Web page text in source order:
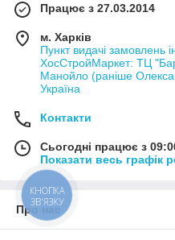
Працює з 27.03.2014
м. Харків
Пункт видачі замовлень
ХосСтройМаркет: ТЦ
Манойло (раніше
Україна
Контакти
Сьогодні працює з
Показати весь графік
Про нас
КНОПКА
ЗВ'ЯЗКУ